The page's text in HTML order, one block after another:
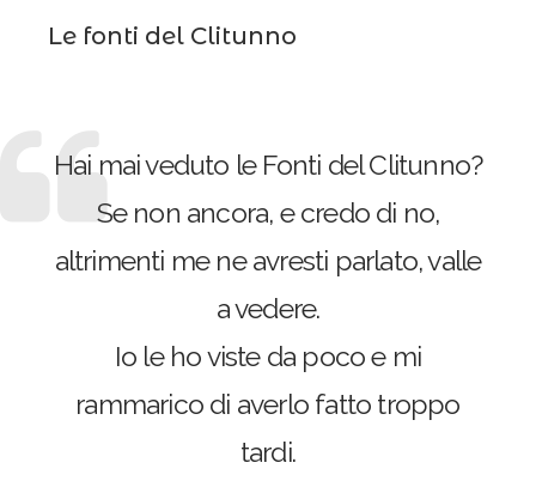
Le fonti del Clitunno
Hai mai veduto le Fonti del Clitunno?
Se non ancora, e credo di no,
altrimenti me ne avresti parlato, valle
a vedere.
Io le ho viste da poco e mi
rammarico di averlo fatto troppo
tardi.